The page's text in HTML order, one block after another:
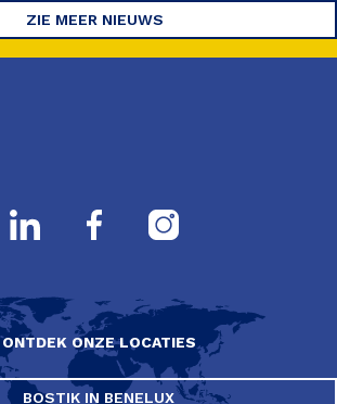
ZIE MEER NIEUWS
ONTDEK ONZE LOCATIES
BOSTIK IN BENELUX